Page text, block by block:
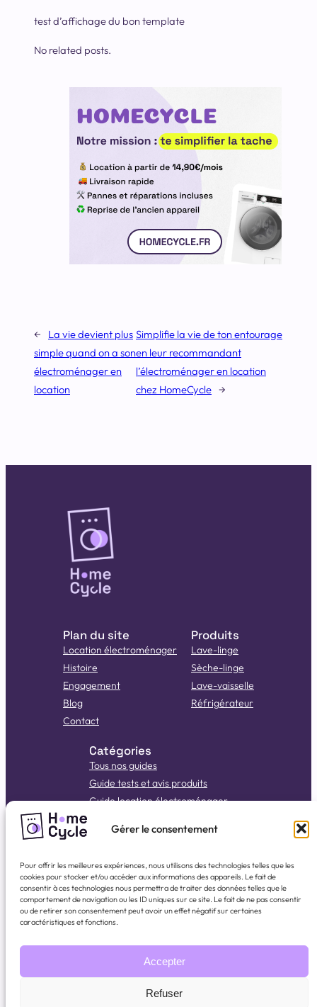
Gérer le consentement
Pour offrir les meilleures expériences, nous utilisons des technologies telles que les
cookies pour stocker et/ou accéder aux informations des appareils. Le fait de
consentir à ces technologies nous permettra de traiter des données telles que le
comportement de navigation ou les ID uniques sur ce site. Le fait de ne pas consentir
ou de retirer son consentement peut avoir un effet négatif sur certaines
caractéristiques et fonctions.
Accepter
Refuser
test d’affichage du bon template
No related posts.
←
La vie devient plus
simple quand on a son
électroménager en
location
Simplifie la vie de ton entourage
en leur recommandant
l’électroménager en location
chez HomeCycle →
Plan du site
Location électroménager
Histoire
Engagement
Blog
Contact
Produits
Lave-linge
Sèche-linge
Lave-vaisselle
Réfrigérateur
Catégories
Tous nos guides
Guide tests et avis produits
Guide location électroménager
Guide test et avis produits
Guide panne lave-linge
Réseaux sociaux
2026 Homecycle. Tous droits réservés